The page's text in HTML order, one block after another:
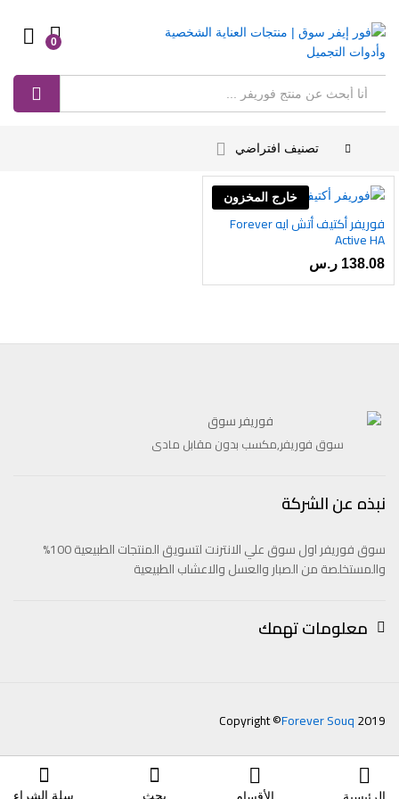
0
تصنيف افتراضي
خارج المخزون
أضف
رغبات
فوريفر أكتيف أتش ايه Forever
Active HA
138.08 ر.س
سوق فوريفر,مكسب بدون مقابل مادى
نبذه عن الشركة
سوق فوريفر اول سوق علي الانترنت لتسويق المنتجات الطبيعية 100%
والمستخلصة من الصبار والعسل والاعشاب الطبيعية
معلومات تهمك
Copyright ©Forever Souq2019
بحث سلة الشراء